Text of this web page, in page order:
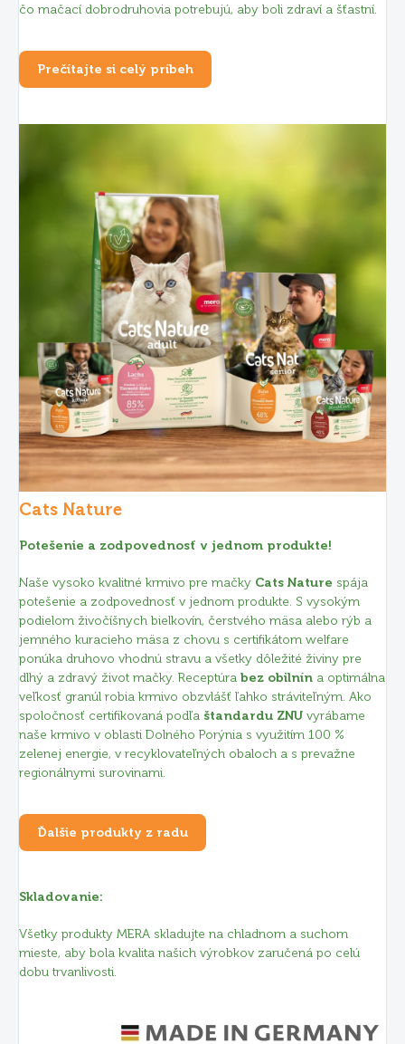
čo mačací dobrodruhovia potrebujú, aby boli zdraví a šťastní.
Prečítajte si celý príbeh
Cats Nature
Potešenie a zodpovednosť v jednom produkte!
Naše vysoko kvalitné krmivo pre mačky Cats Nature spája
potešenie a zodpovednosť v jednom produkte. S vysokým
podielom živočíšnych bielkovín, čerstvého mäsa alebo rýb a
jemného kuracieho mäsa z chovu s certifikátom welfare
ponúka druhovo vhodnú stravu a všetky dôležité živiny pre
dlhý a zdravý život mačky. Receptúra bez obilnín a optimálna
veľkosť granúl robia krmivo obzvlášť ľahko stráviteľným. Ako
spoločnosť certifikovaná podľa štandardu ZNU vyrábame
naše krmivo v oblasti Dolného Porýnia s využitím 100 %
zelenej energie, v recyklovateľných obaloch a s prevažne
regionálnymi surovinami.
Ďalšie produkty z radu
Skladovanie:
Všetky produkty MERA skladujte na chladnom a suchom
mieste, aby bola kvalita našich výrobkov zaručená po celú
dobu trvanlivosti.